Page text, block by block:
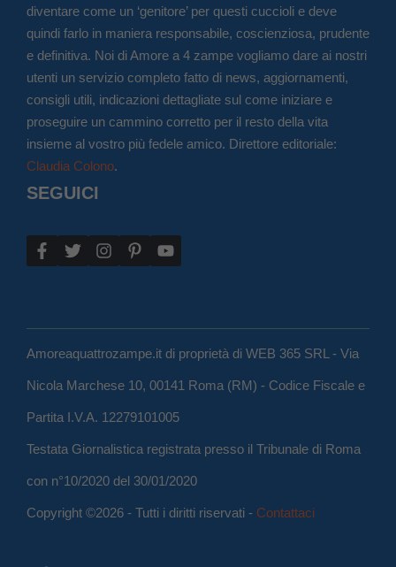
diventare come un ‘genitore’ per questi cuccioli e deve
quindi farlo in maniera responsabile, coscienziosa, prudente
e definitiva. Noi di Amore a 4 zampe vogliamo dare ai nostri
utenti un servizio completo fatto di news, aggiornamenti,
consigli utili, indicazioni dettagliate sul come iniziare e
proseguire un cammino corretto per il resto della vita
insieme al vostro più fedele amico. Direttore editoriale:
Claudia Colono.
SEGUICI
Amoreaquattrozampe.it di proprietà di WEB 365 SRL - Via
Nicola Marchese 10, 00141 Roma (RM) - Codice Fiscale e
Partita I.V.A. 12279101005
Testata Giornalistica registrata presso il Tribunale di Roma
con n°10/2020 del 30/01/2020
Copyright ©2026 - Tutti i diritti riservati - Contattaci